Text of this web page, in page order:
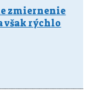
zmiernenie
však rýchlo